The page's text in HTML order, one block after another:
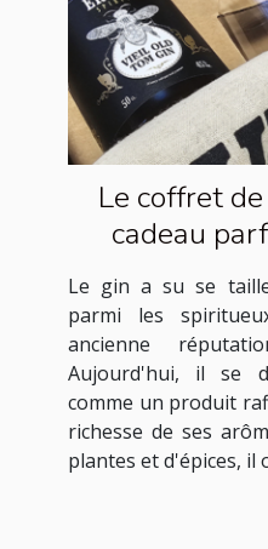
Le coffret
cadeau
amateurs
Le gin a su se
parmi les
ancienne
Aujourd'hui, il se
comme un produit
richesse de ses
plantes et d'épices, il